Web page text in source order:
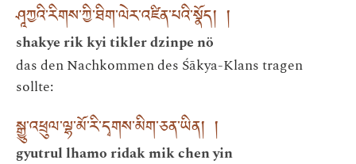
ཤཱཀྱའི་རིགས་ཀྱི་ཐིག་ལེར་འཛིན་པའི་སྣོད། །
shakye rik kyi tikler dzinpe nö
das den Nachkommen des Śākya-Klans tragen
sollte:
སྒྱུ་འཕྲུལ་ལྷ་མོ་རི་དྭགས་མིག་ཅན་ཡིན། །
gyutrul lhamo ridak mik chen yin